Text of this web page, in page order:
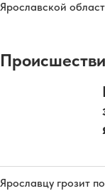
Ярославской
Ярославцу грозит